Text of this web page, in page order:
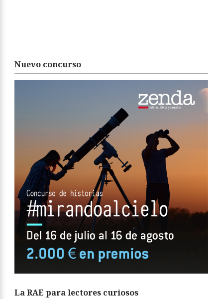
Nuevo concurso
La RAE para lectores curiosos